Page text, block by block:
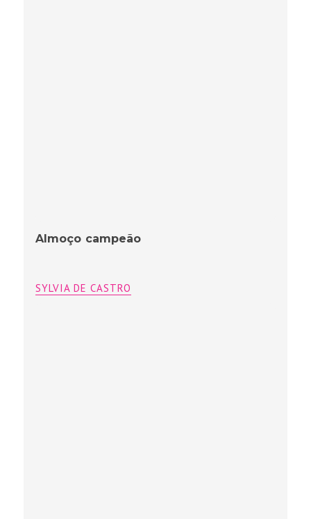
Almoço campeão
SYLVIA DE CASTRO